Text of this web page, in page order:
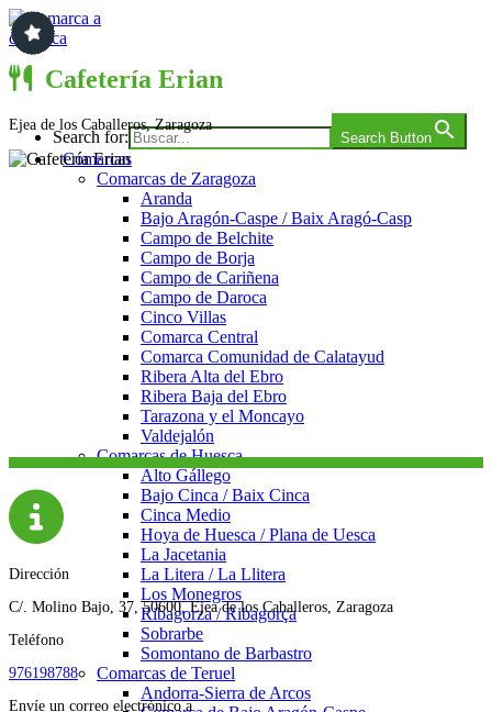
Saltar
al
contenido
Comarca a comarca
Search for: Search Button
Comarcas
Comarcas de Zaragoza
Aranda
Bajo Aragón-Caspe / Baix Aragó-Casp
Campo de Belchite
Campo de Borja
Campo de Cariñena
Campo de Daroca
Cinco Villas
Comarca Central
Comarca Comunidad de Calatayud
Ribera Alta del Ebro
Ribera Baja del Ebro
Tarazona y el Moncayo
Valdejalón
Comarcas de Huesca
Alto Gállego
Bajo Cinca / Baix Cinca
Cinca Medio
Hoya de Huesca / Plana de Uesca
La Jacetania
La Litera / La Llitera
Los Monegros
Ribagorza / Ribagorça
Sobrarbe
Somontano de Barbastro
Comarcas de Teruel
Andorra-Sierra de Arcos
Cafetería Erian
Ejea de los Caballeros, Zaragoza
Dirección
C/. Molino Bajo, 37, 50600, Ejea de los Caballeros, Zaragoza
Teléfono
976198788
Envíe un correo electrónico a